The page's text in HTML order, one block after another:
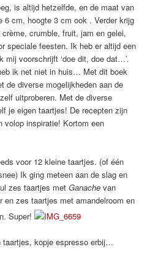
is altijd hetzelfde, en de maat van
6 cm, hoogte 3 cm ook . Verder krijg
crumble, fruit, jam en gelei,
speciale feesten. Ik heb er altijd een
mij voorschrijft ‘doe dit, doe dat…’.
ik net niet in huis… Met dit boek
de diverse mogelijkheden aan de
uitproberen. Met de diverse
je eigen taartjes! De recepten zijn
volop inspiratie! Kortom een
voor 12 kleine taartjes. (of één
Ik ging meteen aan de slag en
zes taartjes metGanache van
en zes taartjes met amandelroom en
Super!
taartjes, kopje espresso erbij…